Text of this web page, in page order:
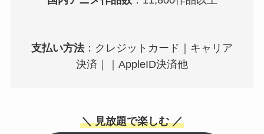
支払い方法：クレジットカード｜キャリア
決済｜｜AppleID決済他
＼ 見放題で楽しむ ／